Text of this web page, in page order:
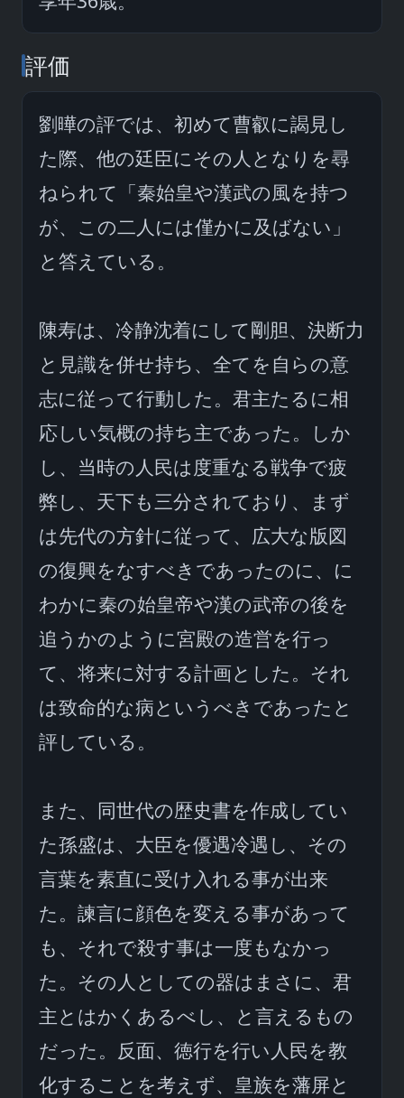
評価
劉曄の評では、初めて曹叡に謁見し
た際、他の廷臣にその人となりを尋
ねられて「秦始皇や漢武の風を持つ
が、この二人には僅かに及ばない」
と答えている。
陳寿は、冷静沈着にして剛胆、決断力
と見識を併せ持ち、全てを自らの意
志に従って行動した。君主たるに相
応しい気概の持ち主であった。しか
し、当時の人民は度重なる戦争で疲
弊し、天下も三分されており、まず
は先代の方針に従って、広大な版図
の復興をなすべきであったのに、に
わかに秦の始皇帝や漢の武帝の後を
追うかのように宮殿の造営を行っ
て、将来に対する計画とした。それ
は致命的な病というべきであったと
評している。
また、同世代の歴史書を作成してい
た孫盛は、大臣を優遇冷遇し、その
言葉を素直に受け入れる事が出来
た。諫言に顔色を変える事があって
も、それで殺す事は一度もなかっ
た。その人としての器はまさに、君
主とはかくあるべし、と言えるもの
だった。反面、徳行を行い人民を教
化することを考えず、皇族を藩屏と